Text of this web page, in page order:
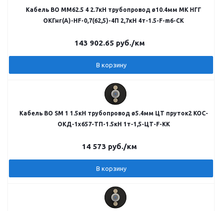
Кабель ВО MM62.5 4 2.7кН трубопровод ø10.4мм МК НГГ
ОКГнг(А)-HF-0,7(62,5)-4П 2,7кН 4т-1.5-F-m6-СК
143 902.65 руб./км
В корзину
Кабель ВО SM 1 1.5кН трубопровод ø5.4мм ЦТ пруток2 КОС-
ОКД-1х657-ТП-1.5кН 1т-1,5-ЦТ-F-КК
14 573 руб./км
В корзину